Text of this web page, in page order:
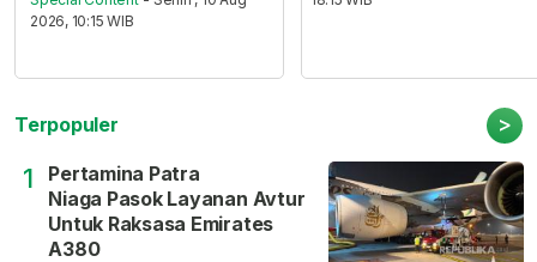
2026, 10:15 WIB
Terpopuler >
1
Pertamina Patra
Niaga Pasok Layanan Avtur
Untuk Raksasa Emirates
A380